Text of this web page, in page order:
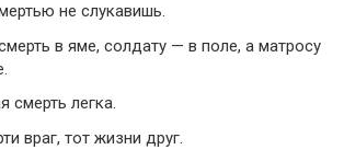
не слукавишь.
в яме, солдату — в поле, а матросу
смерть легка.
враг, тот жизни друг.